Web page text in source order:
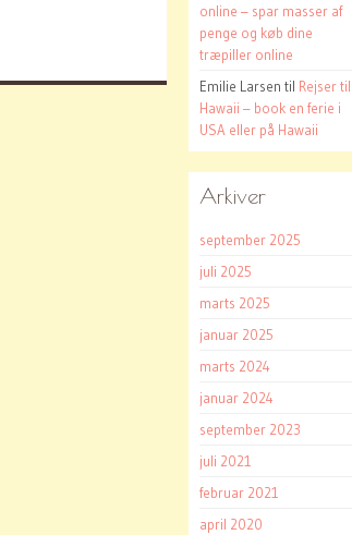
online – spar masser af
penge og køb dine
træpiller online
Emilie Larsen til Rejser til
Hawaii – book en ferie i
USA eller på Hawaii
Arkiver
september 2025
juli 2025
marts 2025
januar 2025
marts 2024
januar 2024
september 2023
juli 2021
februar 2021
april 2020